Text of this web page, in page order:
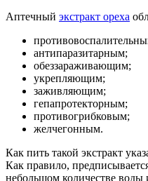
Аптечный экстракт ореха
антипаразитарным;
обеззараживающим;
укрепляющим;
заживляющим;
гепапротекторным;
противогрибковым;
желчегонным.
Как пить такой экстракт
Как правило,
небольшом количестве воды